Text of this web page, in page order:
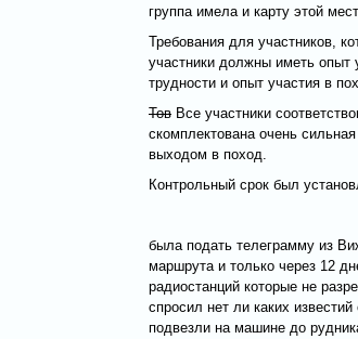
группа имела и карту этой
Требования для участников,
участники должны иметь опыт
трудности и опыт участия в
Тов Все участники
скомплектована очень
выходом в поход.
Контрольный срок был
была подать телеграмму из
маршрута и только через 12
радиостанций которые не
спросил нет ли каких
подвезли на машине до